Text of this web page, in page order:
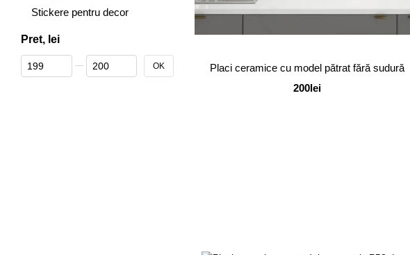
Placi ceramice cu model pătrat fără sudură
200lei
Stickere pentru decor
Pret, lei
De la Pret, lei
Până la Pret, lei OK